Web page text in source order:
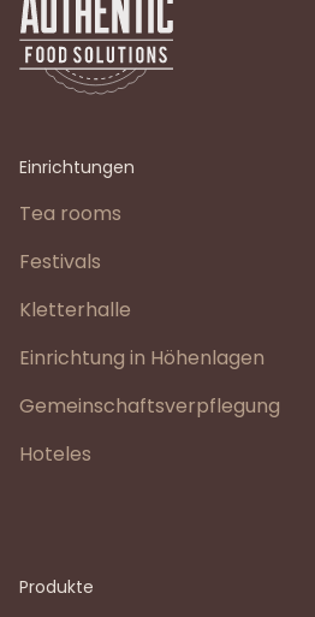
Einrichtungen
Tea rooms
Festivals
Kletterhalle
Einrichtung in Höhenlagen
Gemeinschaftsverpflegung
Hoteles
Produkte